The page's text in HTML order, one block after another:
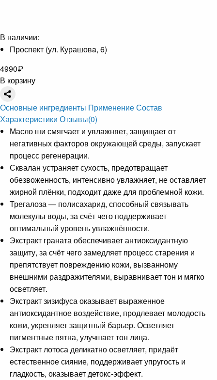
В наличии:
Проспект (ул. Курашовa, 6)
4990₽
В корзину
Основные ингредиенты ПрименениеСостав
Характеристики Отзывы(0)
Масло ши смягчает и увлажняет, защищает от
негативных факторов окружающей среды, запускает
процесс регенерации.
Сквалан устраняет сухость, предотвращает
обезвоженность, интенсивно увлажняет, не оставляет
жирной плёнки, подходит даже для проблемной кожи.
Трегалоза — полисахарид, способный связывать
молекулы воды, за счёт чего поддерживает
оптимальный уровень увлажнённости.
Экстракт граната обеспечивает антиоксидантную
защиту, за счёт чего замедляет процесс старения и
препятствует повреждению кожи, вызванному
внешними раздражителями, выравнивает тон и мягко
осветляет.
Экстракт зизифуса оказывает выраженное
антиоксидантное воздействие, продлевает молодость
кожи, укрепляет защитный барьер. Осветляет
пигментные пятна, улучшает тон лица.
Экстракт лотоса деликатно осветляет, придаёт
естественное сияние, поддерживает упругость и
гладкость, оказывает детокс-эффект.